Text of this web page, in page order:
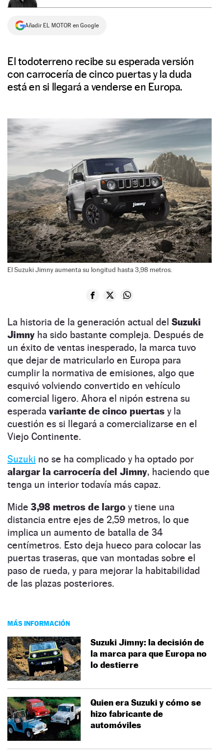
Añadir EL MOTOR en Google
El todoterreno recibe su esperada versión
con carrocería de cinco puertas y la duda
está en si llegará a venderse en Europa.
El Suzuki Jimny aumenta su longitud hasta 3,98 metros.
La historia de la generación actual del Suzuki
Jimny ha sido bastante compleja. Después de
un éxito de ventas inesperado, la marca tuvo
que dejar de matricularlo en Europa para
cumplir la normativa de emisiones, algo que
esquivó volviendo convertido en vehículo
comercial ligero. Ahora el nipón estrena su
esperada variante de cinco puertas y la
cuestión es si llegará a comercializarse en el
Viejo Continente.
Suzuki no se ha complicado y ha optado por
alargar la carrocería del Jimny, haciendo que
tenga un interior todavía más capaz.
Mide 3,98 metros de largo y tiene una
distancia entre ejes de 2,59 metros, lo que
implica un aumento de batalla de 34
centímetros. Esto deja hueco para colocar las
puertas traseras, que van montadas sobre el
paso de rueda, y para mejorar la habitabilidad
de las plazas posteriores.
MÁS INFORMACIÓN
Suzuki Jimny: la decisión de
la marca para que Europa no
lo destierre
Quien era Suzuki y cómo se
hizo fabricante de
automóviles